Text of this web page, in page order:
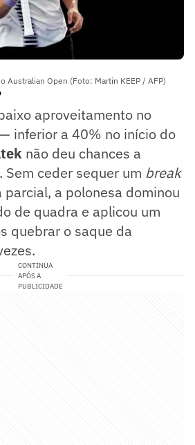
Australian Open (Foto: Martin KEEP / AFP)
aproveitamento no
inferior a 40% no início do
não deu chances a
. Sem ceder sequer um break
a polonesa dominou
de quadra e aplicou um
quebrar o saque da
CONTINUA
APÓS A
PUBLICIDADE